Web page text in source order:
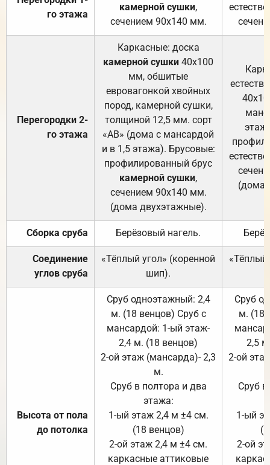
го этажа
камерной сушки,
сечением 90х140 мм.
Перегородки 2-
го этажа
Каркасные: доска
камерной сушки 40х100
мм, обшитые
евровагонкой хвойных
пород, камерной сушки,
толщиной 12,5 мм. сорт
«АВ» (дома с мансардой
и в 1,5 этажа). Брусовые:
профилированный брус
камерной сушки,
сечением 90х140 мм.
(дома двухэтажные).
(дома
Сборка сруба Берёзовый нагель.
Соединение
углов сруба
«Тёплый угол» (коренной
шип).
«Тёплый
Высота от пола
до потолка
Сруб одноэтажный: 2,4
м. (18 венцов) Сруб с
мансардой: 1-ый этаж-
2,4 м. (18 венцов)
2-ой этаж (мансарда)- 2,3
м.
Сруб в полтора и два
этажа:
1-ый этаж 2,4 м ±4 см.
(18 венцов)
2-ой этаж 2,4 м ±4 см.
каркасные аттиковые
Сруб
м. (18
2,5
2-ой
Сруб
1-ый
2-ой